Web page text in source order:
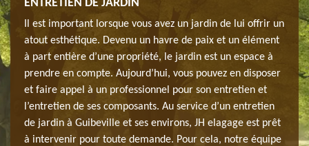
ENTRETIEN DE JARDIN
Il est important lorsque vous avez un jardin de lui offrir un
atout esthétique. Devenu un havre de paix et un élément
à part entière d’une propriété, le jardin est un espace à
prendre en compte. Aujourd’hui, vous pouvez en disposer
et faire appel à un professionnel pour son entretien et
l’entretien de ses composants. Au service d’un entretien
de jardin à Guibeville et ses environs, JH elagage est prêt
à intervenir pour toute demande. Pour cela, notre équipe
Le
et
qui